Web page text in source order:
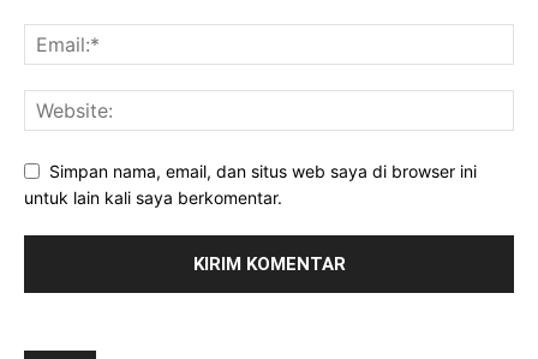
Simpan nama, email, dan situs web saya di browser ini
untuk lain kali saya berkomentar.